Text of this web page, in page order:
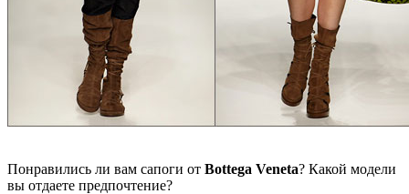
Понравились ли вам сапоги от Bottega Veneta? Какой модели
вы отдаете предпочтение?